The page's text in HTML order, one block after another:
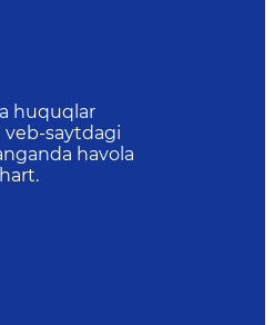
huquqlar
veb-saytdagi
havola